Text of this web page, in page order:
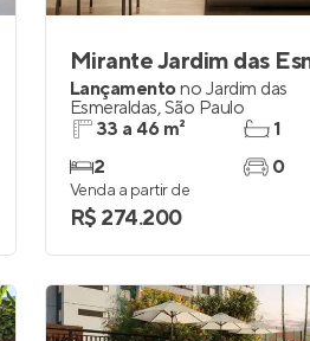
Lançamentono Jardim das
Esmeraldas,São Paulo
33 a 46 m²
2
1
0
Venda a partir de
R$ 274.200